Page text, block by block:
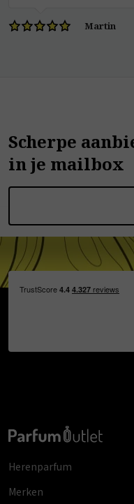
Martin
Scherpe
in je mailbox
Herenparfum
Merken